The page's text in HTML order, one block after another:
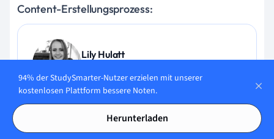
Content-Erstellungsprozess:
Lily Hulatt
Digital Content Specialist
Lily Hulatt ist Digital Content Specialist mit über drei
Jahren Erfahrung in Content-Strategie und Curriculum-
94% der StudySmarter-Nutzer erzielen mit unserer
kostenlosen Plattform bessere Noten.
Herunterladen